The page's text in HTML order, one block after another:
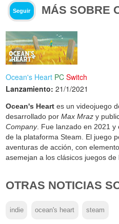
Seguir MÁS SOBRE
Ocean's Heart PC Switch
Lanzamiento: 21/1/2021
Ocean's Heart es un videojuego
desarrollado porMax Mraz y
Company. Fue lanzado en 2021 y
de la plataforma Steam. El juego
aventuras de acción, con
asemejan a los clásicos juegos de
OTRAS NOTICIAS
indie ocean's heart steam